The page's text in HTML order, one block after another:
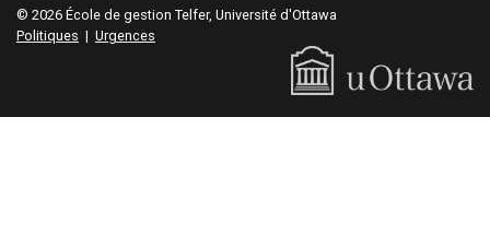
© 2026 École de gestion Telfer, Université d'Ottawa
Politiques | Urgences